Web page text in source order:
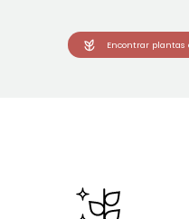
Encontrar